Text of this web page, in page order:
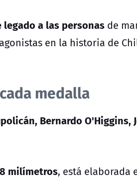
legado a las personas de
en la historia de
medalla
Bernardo O'Higgins,
milímetros, está elaborada